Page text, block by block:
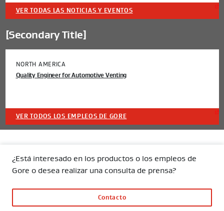
VER TODAS LAS NOTICIAS Y EVENTOS
[Secondary Title]
NORTH AMERICA
Quality Engineer for Automotive Venting
VER TODOS LOS EMPLEOS DE GORE
¿Está interesado en los productos o los empleos de
Gore o desea realizar una consulta de prensa?
Contacto